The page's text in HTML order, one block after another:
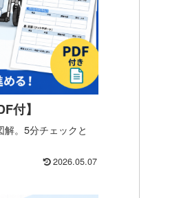
付】
。5分チェックと
2026.05.07